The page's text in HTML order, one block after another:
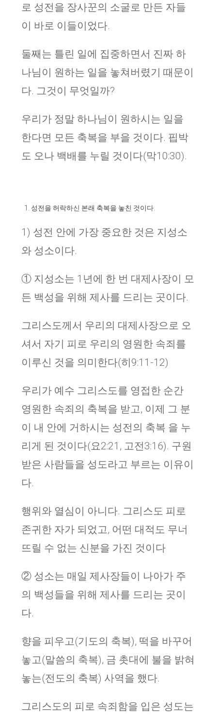
로 성전을 장사꾼의 소굴로 만든 자들
이 바로 이들이었다.
둘째는 틀린 일에 집중하면서 진짜 하
나님이 원하는 일을 놓쳐버렸기 때문이
다. 그것이 무엇일까?
우리가 정말 하나님이 원하시는 일을
한다면 모든 축복을 부을 것이다. 핍박
도 오나 백배를 누릴 것이다(막10:30).
성전을 허락하신 본래 축복을 놓친 것이다.
1) 성전 안에 가장 중요한 것은 지성소
와 성소이다.
① 지성소는 1년에 한 번 대제사장이 모
든 백성을 위해 제사를 드리는 곳이다.
그리스도께서 우리의 대제사장으로 오
셔서 자기 피로 우리의 영원한 속죄를
이루신 것을 의미한다(히9:11-12)
우리가 예수 그리스도를 영접한 순간
영원한 속죄의 축복을 받고, 이제 그 분
이 내 안에 거하시는 성전의 축복 을 누
리게 된 것이다(요2:21, 고전3:16). 구원
받은 사람들을 성도라고 부르는 이유이
다.
행위와 열심이 아니다. 그리스도 피로
존귀한 자가 되었고, 어떤 대적도 무너
뜨릴 수 없는 신분을 가진 것이다
② 성소는 매일 제사장들이 나아가 주
의 백성들을 위해 제사를 드리는 곳이
다.
향을 피우고(기도의 축복), 떡을 바꾸어
놓고(말씀의 축복), 금 촛대에 불을 밝혀
놓는(전도의 축복) 사역을 했다.
그리스도의 피로 속죄함을 입은 성도는